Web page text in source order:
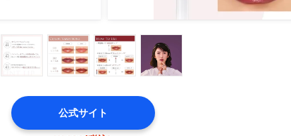
公式サイト